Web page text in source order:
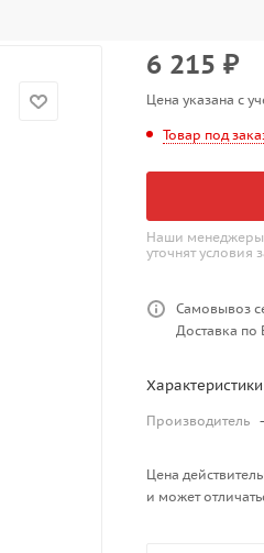
6 215 ₽
Цена указана с
Товар под
Наши менеджеры
уточнят условия
Самовывоз
Доставка по
Характеристики
Производитель
Цена
и может